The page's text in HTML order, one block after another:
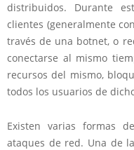
distribuidos. Durante
clientes (generalmente
través de una botnet, o
conectarse al mismo
recursos del mismo,
todos los usuarios de
Existen varias formas
ataques de red. Una de